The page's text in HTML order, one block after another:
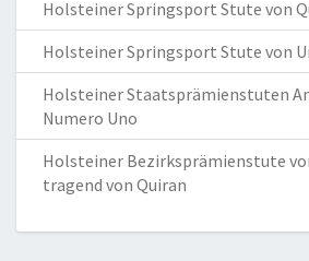
Holsteiner Springsport Stute von
Holsteiner Springsport Stute von
Holsteiner Staatsprämienstuten
Numero Uno
Holsteiner Bezirksprämienstute
tragend von Quiran